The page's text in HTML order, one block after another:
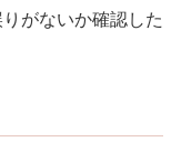
がないか確認した